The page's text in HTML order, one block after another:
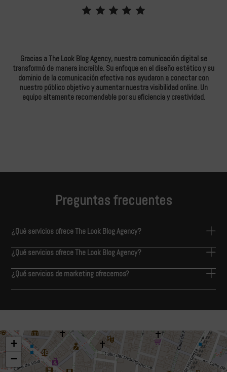
Gracias a The Look Blog Agency, nuestra comunicación digital se
transformó de manera increíble. Su enfoque en el diseño estético y su
dominio de la comunicación efectiva nos ayudaron a conectar con
nuestro público objetivo y aumentar nuestra visibilidad online. Un
equipo altamente recomendable por su eficiencia y creatividad.
Preguntas frecuentes
¿Qué servicios ofrece The Look Blog Agency?
¿Qué servicios ofrece The Look Blog Agency?
¿Qué servicios de marketing ofrecemos?
+
−